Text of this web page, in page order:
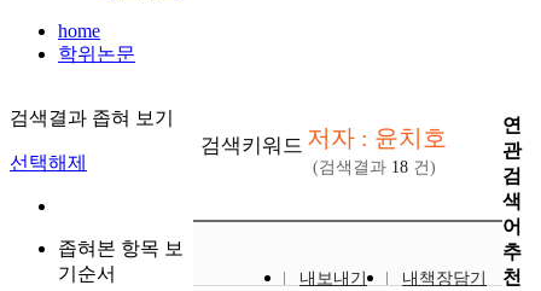
home
학위논문
검색결과 좁혀 보기
선택해제
좁혀본 항목 보
기순서
검색키워드 저자 : 윤치호
(검색결과 18 건)
내보내기
내책장담기
연
관
검
색
어
추
천